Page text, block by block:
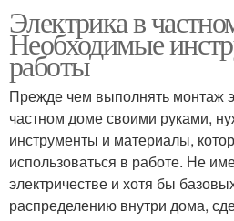
Электрика в
Необходимые
работы
Прежде чем выполнять монтаж
частном доме своими руками,
инструменты и материалы,
использоваться в работе. Не
электричестве и хотя бы
распределению внутри дома,